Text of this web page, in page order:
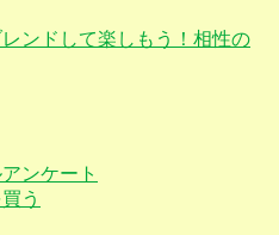
ンドして楽しもう！相性の
ンケート
う